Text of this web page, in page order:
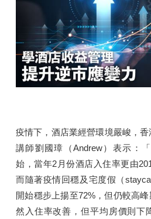
疫情下，酒店業經營環境嚴峻，
講師劉國璋（Andrew）表示：
始，當年2月份酒店入住率更由
而隨著疫情回穩及宅度假（
開始穩步上揚至72%，但仍較高
然入住率改善，但平均房價則下